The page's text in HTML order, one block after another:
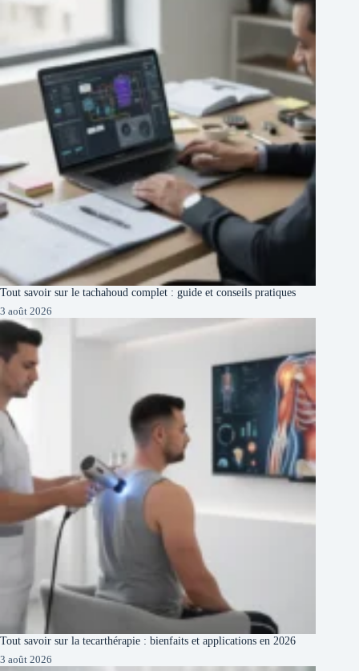
Tout savoir sur le tachahoud complet : guide et conseils pratiques
3 août 2026
Tout savoir sur la tecarthérapie : bienfaits et applications en 2026
3 août 2026